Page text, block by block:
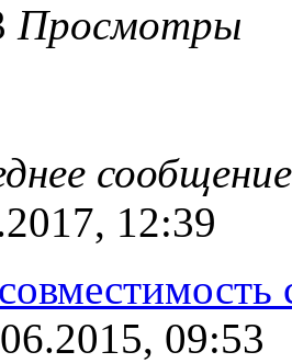
Просмотры
12:39
09:53